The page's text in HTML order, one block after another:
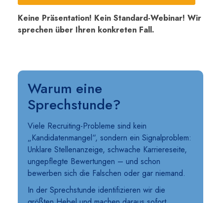
Keine Präsentation! Kein Standard-Webinar! Wir
sprechen über Ihren konkreten Fall.
Warum eine
Sprechstunde?
Viele Recruiting-Probleme sind kein
„Kandidatenmangel“, sondern ein Signalproblem:
Unklare Stellenanzeige, schwache Karriereseite,
ungepflegte Bewertungen – und schon
bewerben sich die Falschen oder gar niemand.
In der Sprechstunde identifizieren wir die